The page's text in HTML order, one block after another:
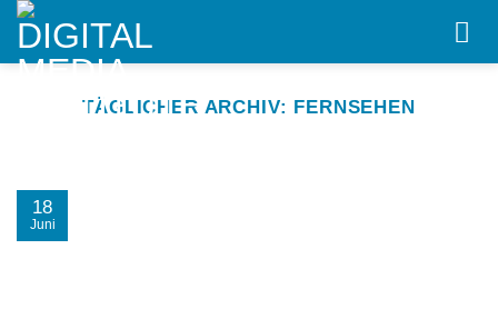
Skip
content
TÄGLICHER ARCHIV: FERNSEHEN
18
Juni